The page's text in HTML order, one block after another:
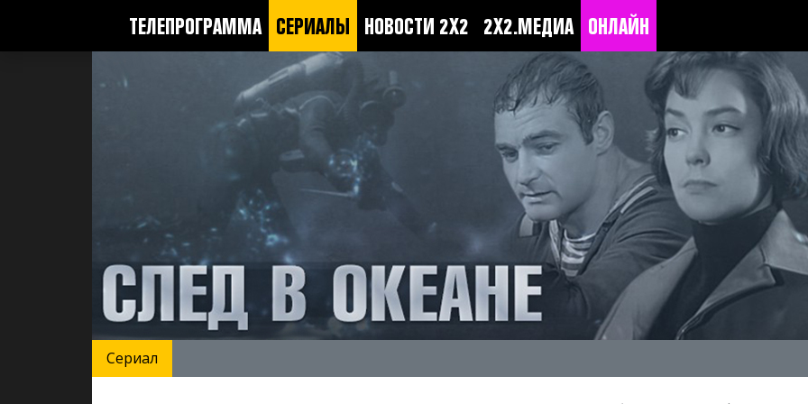
ТЕЛЕПРОГРАММА СЕРИАЛЫ НОВОСТИ 2Х2 2Х2.МЕДИА ОНЛАЙН
Сериал